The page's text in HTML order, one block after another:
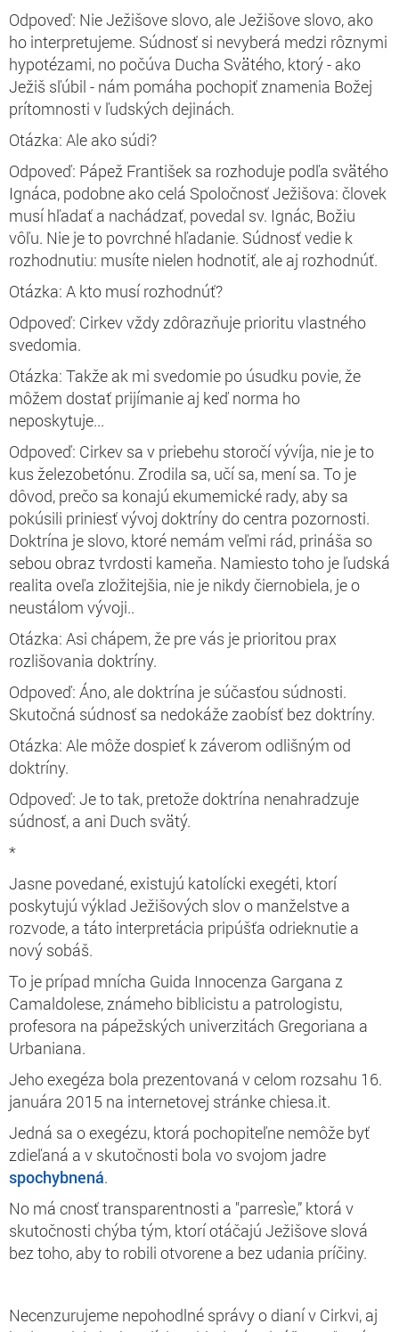
Odpoveď: Nie Ježišove slovo, ale Ježišove slovo, ako
ho interpretujeme. Súdnosť si nevyberá medzi rôznymi
hypotézami, no počúva Ducha Svätého, ktorý - ako
Ježiš sľúbil - nám pomáha pochopiť znamenia Božej
prítomnosti v ľudských dejinách.
Otázka: Ale ako súdi?
Odpoveď: Pápež František sa rozhoduje podľa svätého
Ignáca, podobne ako celá Spoločnosť Ježišova: človek
musí hľadať a nachádzať, povedal sv. Ignác, Božiu
vôľu. Nie je to povrchné hľadanie. Súdnosť vedie k
rozhodnutiu: musíte nielen hodnotiť, ale aj rozhodnúť.
Otázka: A kto musí rozhodnúť?
Odpoveď: Cirkev vždy zdôrazňuje prioritu vlastného
svedomia.
Otázka: Takže ak mi svedomie po úsudku povie, že
môžem dostať prijímanie aj keď norma ho
neposkytuje...
Odpoveď: Cirkev sa v priebehu storočí vývíja, nie je to
kus železobetónu. Zrodila sa, učí sa, mení sa. To je
dôvod, prečo sa konajú ekumemické rady, aby sa
pokúsili priniesť vývoj doktríny do centra pozornosti.
Doktrína je slovo, ktoré nemám veľmi rád, prináša so
sebou obraz tvrdosti kameňa. Namiesto toho je ľudská
realita oveľa zložitejšia, nie je nikdy čiernobiela, je o
neustálom vývoji..
Otázka: Asi chápem, že pre vás je prioritou prax
rozlišovania doktríny.
Odpoveď: Áno, ale doktrína je súčasťou súdnosti.
Skutočná súdnosť sa nedokáže zaobísť bez doktríny.
Otázka: Ale môže dospieť k záverom odlišným od
doktríny.
Odpoveď: Je to tak, pretože doktrína nenahradzuje
súdnosť, a ani Duch svätý.
*
Jasne povedané, existujú katolícki exegéti, ktorí
poskytujú výklad Ježišových slov o manželstve a
rozvode, a táto interpretácia pripúšťa odrieknutie a
nový sobáš.
To je prípad mnícha Guida Innocenza Gargana z
Camaldolese, známeho biblicistu a patrologistu,
profesora na pápežských univerzitách Gregoriana a
Urbaniana.
Jeho exegéza bola prezentovaná v celom rozsahu 16.
januára 2015 na internetovej stránke chiesa.it.
Jedná sa o exegézu, ktorá pochopiteľne nemôže byť
zdieľaná a v skutočnosti bola vo svojom jadre
spochybnená.
No má cnosť transparentnosti a "parresìe,” ktorá v
skutočnosti chýba tým, ktorí otáčajú Ježišove slová
bez toho, aby to robili otvorene a bez udania príčiny.
Necenzurujeme nepohodlné správy o dianí v Cirkvi, aj